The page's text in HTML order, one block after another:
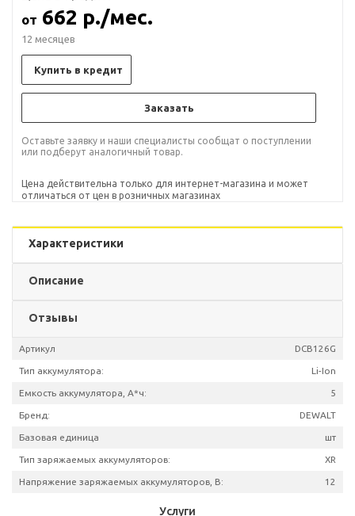
от 662 р./мес.
12 месяцев
Купить в кредит
Заказать
Оставьте заявку и наши специалисты сообщат о поступлении
или подберут аналогичный товар.
Цена действительна только для интернет-магазина и может
отличаться от цен в розничных магазинах
Характеристики
Описание
Отзывы
Артикул